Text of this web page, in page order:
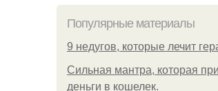
Популярные материалы
9 недугов, которые лечит
Сильная мантра, которая
деньги в кошелек.